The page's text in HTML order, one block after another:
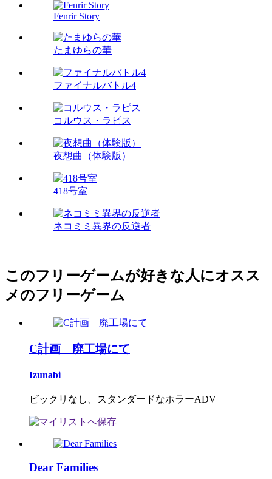
Fenrir Story
たまゆらの華
ファイナルバトル4
コルウス・ラピス
夜想曲（体験版）
418号室
ネコミミ異界の反逆者
このフリーゲームが好きな人にオスス
メのフリーゲーム
C計画 廃工場にて
Izunabi
ビックリなし、スタンダードなホラーADV
Dear Families